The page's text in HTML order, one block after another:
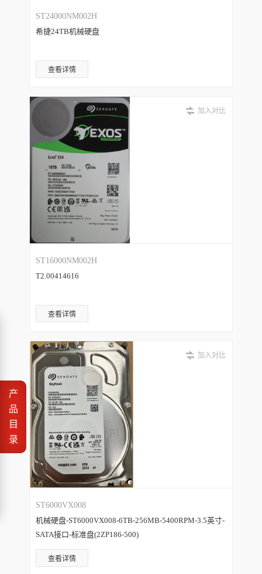
产
品
目
录
ST24000NM002H
希捷24TB机械硬盘
查看详情
加入对比
ST16000NM002H
T2.00414616
查看详情
加入对比
ST6000VX008
机械硬盘-ST6000VX008-6TB-256MB-5400RPM-3.5英寸-
SATA接口-标准盘(2ZP186-500)
查看详情